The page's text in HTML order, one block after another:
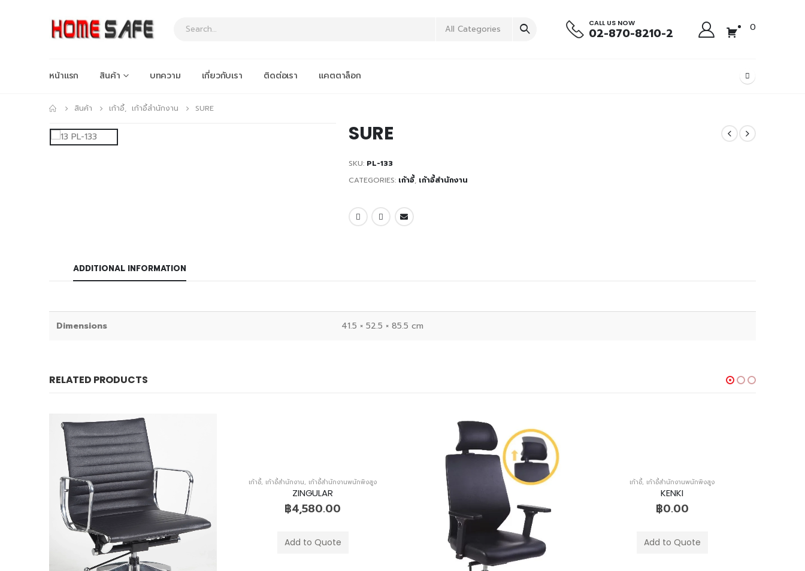
All Categories
CALL US NOW
02-870-8210-2 0
หน้าแรก สินค้า บทความ เกี่ยวกับเรา ติดต่อเรา แคตตาล็อก
สินค้า เก้าอี้, เก้าอี้สำนักงาน SURE
SURE
SKU: PL-133
CATEGORIES: เก้าอี้, เก้าอี้สำนักงาน
ADDITIONAL INFORMATION
Dimensions 41.5 × 52.5 × 85.5 cm
RELATED PRODUCTS
เก้าอี้, เก้าอี้สำนักงาน, เก้าอี้สำนักงานพนักพิงสูง
ZINGULAR
฿4,580.00
Add to Quote
เก้าอี้, เก้าอี้สำนักงานพนักพิงสูง
KENKI
฿0.00
Add to Quote